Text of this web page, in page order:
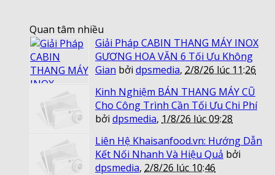
Quan tâm nhiều
Giải Pháp CABIN THANG MÁY INOX
GƯƠNG HOA VĂN 6 Tối Ưu Không
Gian bởi dpsmedia, 2/8/26 lúc 11:26
Kinh Nghiệm BÁN THANG MÁY CŨ
Cho Công Trình Cần Tối Ưu Chi Phí
bởi dpsmedia, 1/8/26 lúc 09:28
Liên Hệ Khaisanfood.vn: Hướng Dẫn
Kết Nối Nhanh Và Hiệu Quả bởi
dpsmedia, 2/8/26 lúc 10:46